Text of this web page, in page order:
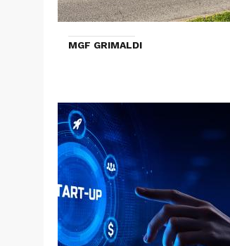
MGF GRIMALDI